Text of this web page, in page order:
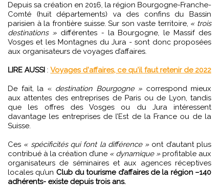
Depuis sa création en 2016, la région Bourgogne-Franche-
Comté (huit départements) va des confins du Bassin
parisien à la frontière suisse. Sur son vaste territoire, « trois
destinations »différentes - la Bourgogne, le Massif des
Vosges et les Montagnes du Jura - sont donc proposées
aux organisateurs de voyages d’affaires.
LIRE AUSSI : Voyages d'affaires, ce qu'il faut retenir de 2022
De fait, la « destination Bourgogne » correspond mieux
aux attentes des entreprises de Paris ou de Lyon, tandis
que les offres des Vosges ou du Jura intéressent
davantage les entreprises de l’Est de la France ou de la
Suisse.
Ces « spécificités qui font la différence » ont d’autant plus
contribué à la création d’une « dynamique » profitable aux
organisateurs de séminaires et aux agences réceptives
locales qu’un Club du tourisme d’affaires de la région –140
adhérents- existe depuis trois ans.